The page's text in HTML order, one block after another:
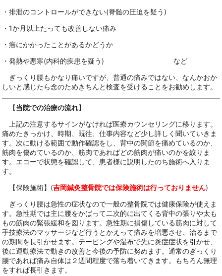
・排泄のコントロールができない(脊髄の圧迫を疑う)
・1か月以上たっても改善しない痛み
・癌にかかったことがあるかどうか
・発熱や悪寒(内科的疾患を疑う) など
ぎっくり腰もかなり痛いですが、普通の痛みではない、なんかおか
しいと感じたら念のためきちんと検査を受けることをお勧めします。
【当院での治療の流れ】
上記の注意するサインがなければ医療カウンセリングに移ります。
痛めたきっかけ、時期、既往、仕事内容など少し詳しく聞いていきま
す。次に動ける範囲で動作確認をし、背中の関節を痛めているのか、
筋肉を傷めているのか、筋肉であればどの筋肉が痛いのかを絞りま
す。エコーで状態を確認して、患者様に説明したのち施術へ入りま
す。
【保険施術】(吉岡鍼灸整骨院では保険施術は行っておりません)
ぎっくり腰は急性の症状なので一般の整骨院では健康保険が使えま
す。急性期では主に腰をかばって二次的に出てくる背中の張りや太も
もの筋肉の緊張緩和を図ります。急性期に損傷している筋肉に対して
手技療法のマッサージなど行うとかえって痛みを増悪させ、治るまで
の期間を長引かせます。テーピングや湿布で先に炎症症状を引かせ、
後に運動療法で動きの改善と今後の予防に努めます。通常のぎっくり
腰であれば痛み自体は２週間程度で落ち着いてきます。もちろん無理
をすれば長引きます。